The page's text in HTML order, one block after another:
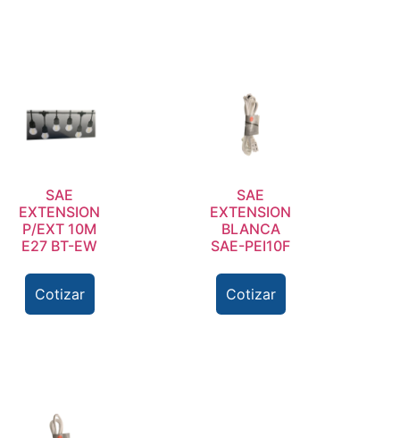
SAE
EXTENSION
P/EXT 10M
E27 BT-EW
Cotizar
SAE
EXTENSION
BLANCA
SAE-PEI10F
Cotizar